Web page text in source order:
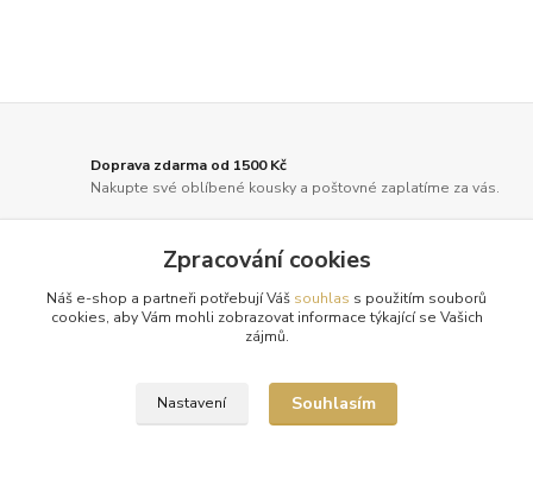
Doprava zdarma od 1500 Kč
Nakupte své oblíbené kousky a poštovné zaplatíme za vás.
Vaše objednávky balíme s maximální péčí a odesíláme 2x
Tradice a spolehlivost
Zpracování cookies
Náš e-shop a partneři potřebují Váš souhlas s použitím souborů
cookies, aby Vám mohli zobrazovat informace týkající se Vašich
zájmů.
Nastavení Souhlasím